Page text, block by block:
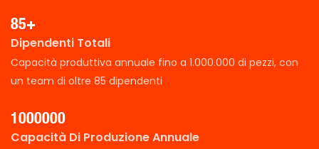
85+
Dipendenti Totali
Capacità produttiva annuale fino a 1.000.000 di pezzi, con
un team di oltre 85 dipendenti
1000000
Capacità Di Produzione Annuale